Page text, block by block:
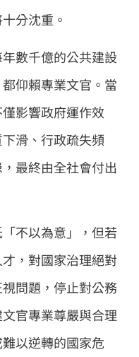
分沈重。
數千億的公共建設
仰賴專業文官。當
影響政府運作效
滑、行政疏失頻
最終由全社會付出
不以為意」，但若
，對國家治理絕對
問題，停止對公務
官專業尊嚴與合理
以逆轉的國家危